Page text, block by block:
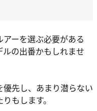
ーを選ぶ必要がある
の出番かもしれませ
先し、あまり潜らない
もします。